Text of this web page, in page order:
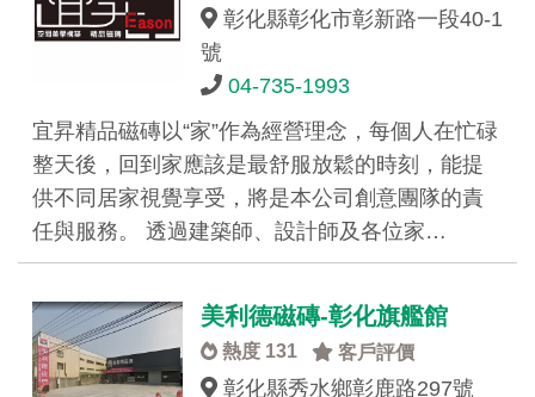
彰化縣彰化市彰新路一段40-1
號
04-735-1993
宜昇精品磁磚以“家”作為經營理念，每個人在忙碌
整天後，回到家應該是最舒服放鬆的時刻，能提
供不同居家視覺享受，將是本公司創意團隊的責
任與服務。 透過建築師、設計師及各位家…
美利德磁磚-彰化旗艦館
熱度 131 客戶評價
彰化縣秀水鄉彰鹿路297號